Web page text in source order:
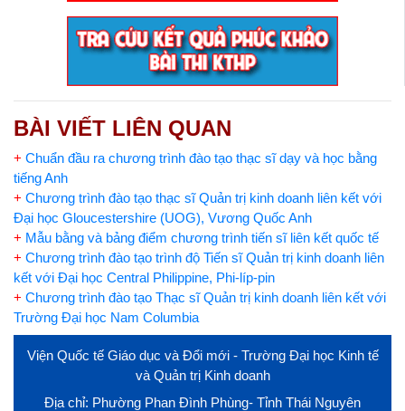
BÀI VIẾT LIÊN QUAN
+ Chuẩn đầu ra chương trình đào tạo thạc sĩ dạy và học bằng
tiếng Anh
+ Chương trình đào tạo thạc sĩ Quản trị kinh doanh liên kết với
Đại học Gloucestershire (UOG), Vương Quốc Anh
+ Mẫu bằng và bảng điểm chương trình tiến sĩ liên kết quốc tế
+ Chương trình đào tạo trình độ Tiến sĩ Quản trị kinh doanh liên
kết với Đại học Central Philippine, Phi-líp-pin
+ Chương trình đào tạo Thạc sĩ Quản trị kinh doanh liên kết với
Trường Đại học Nam Columbia
Viện Quốc tế Giáo dục và Đổi mới - Trường Đại học Kinh tế
và Quản trị Kinh doanh
Địa chỉ: Phường Phan Đình Phùng- Tỉnh Thái Nguyên